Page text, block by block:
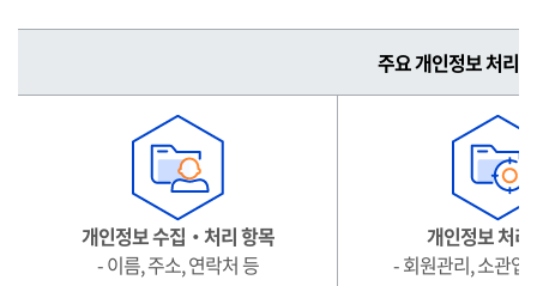
개
주요 개인정보 처리
개인정보 수집‧처리 항목
- 이름, 주소, 연락처 등
개인정보 처리
- 회원관리, 소관업